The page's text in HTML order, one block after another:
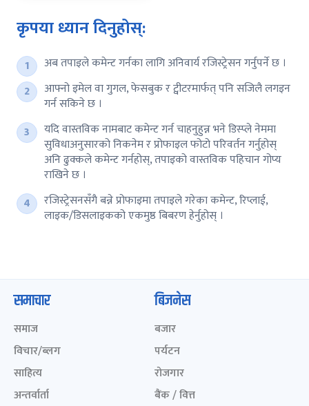
कृपया ध्यान दिनुहोस्:
अब तपाइले कमेन्ट गर्नका लागि अनिवार्य रजिस्ट्रेसन गर्नुपर्ने छ ।
आफ्नो इमेल वा गुगल, फेसबुक र ट्वीटरमार्फत् पनि सजिलै लगइन
गर्न सकिने छ ।
यदि वास्तविक नामबाट कमेन्ट गर्न चाहनुहुन्न भने डिस्प्ले नेममा
सुविधाअनुसारको निकनेम र प्रोफाइल फोटो परिवर्तन गर्नुहोस्
अनि ढुक्कले कमेन्ट गर्नहोस्, तपाइको वास्तविक पहिचान गोप्य
राखिने छ ।
रजिस्ट्रेसनसँगै बन्ने प्रोफाइमा तपाइले गरेका कमेन्ट, रिप्लाई,
लाइक/डिसलाइकको एकमुष्ठ बिबरण हेर्नुहोस् ।
समाचार
समाज
विचार/ब्लग
साहित्य
अन्तर्वार्ता
बिजनेस
बजार
पर्यटन
रोजगार
बैंक / वित्त